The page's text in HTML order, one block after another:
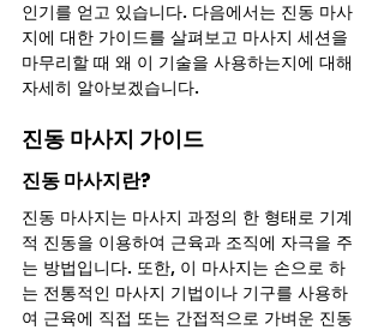
인기를 얻고 있습니다. 다음에서는 진동 마사
지에 대한 가이드를 살펴보고 마사지 세션을
마무리할 때 왜 이 기술을 사용하는지에 대해
자세히 알아보겠습니다.
진동 마사지 가이드
진동 마사지란?
진동 마사지는 마사지 과정의 한 형태로 기계
적 진동을 이용하여 근육과 조직에 자극을 주
는 방법입니다. 또한, 이 마사지는 손으로 하
는 전통적인 마사지 기법이나 기구를 사용하
여 근육에 직접 또는 간접적으로 가벼운 진동